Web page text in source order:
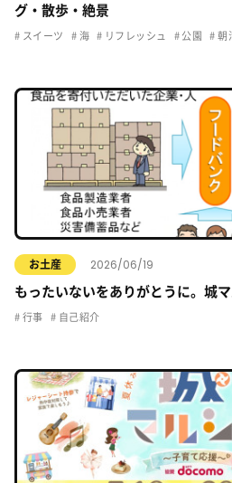
グ・散歩・絶景
スイーツ 海 リフレッシュ 公園 朝
お土産 2026/06/19
もったいないをありがとうに。城
行事 自己紹介